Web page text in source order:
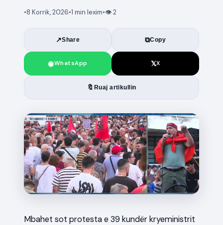
•8 Korrik, 2026•1 min lexim•👁 2
↗Share ⧉Copy
◉WhatsApp 𝕏X
🔖 Ruaj artikullin
Mbahet sot protesta e 39 kundër kryeministrit